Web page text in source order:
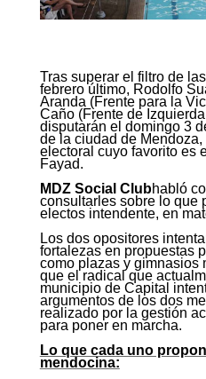
Tras superar el filtro de
febrero último, Rodolfo
Aranda (Frente para la
Caño (Frente de
disputarán el domingo 3
de la ciudad de
electoral cuyo favorito es
Fayad.
MDZ Social Clubhabló
consultarles sobre lo que
electos intendente, en
Los dos opositores
fortalezas en propuestas
como plazas y gimnasios
que el radical que
municipio de Capital
argumentos de los dos
realizado por la gestión
para poner en marcha.
Lo que cada uno
mendocina: